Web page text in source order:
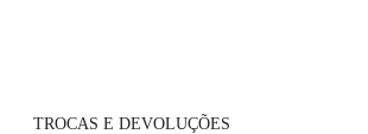
Atacado
TROCAS E DEVOLUÇÕES